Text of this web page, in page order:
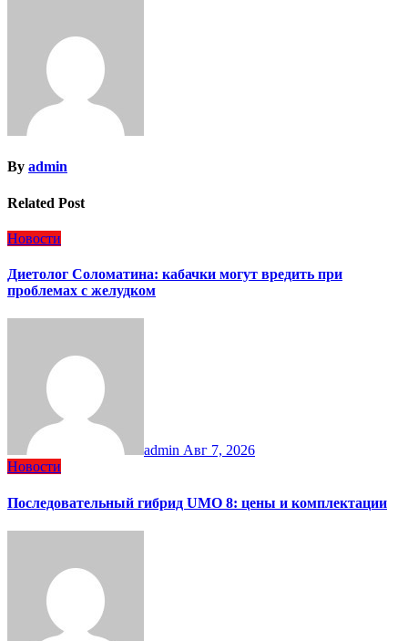
By admin
Related Post
Новости
Диетолог Соломатина: кабачки могут вредить при
проблемах с желудком
admin Авг 7, 2026
Новости
Последовательный гибрид UMO 8: цены и комплектации